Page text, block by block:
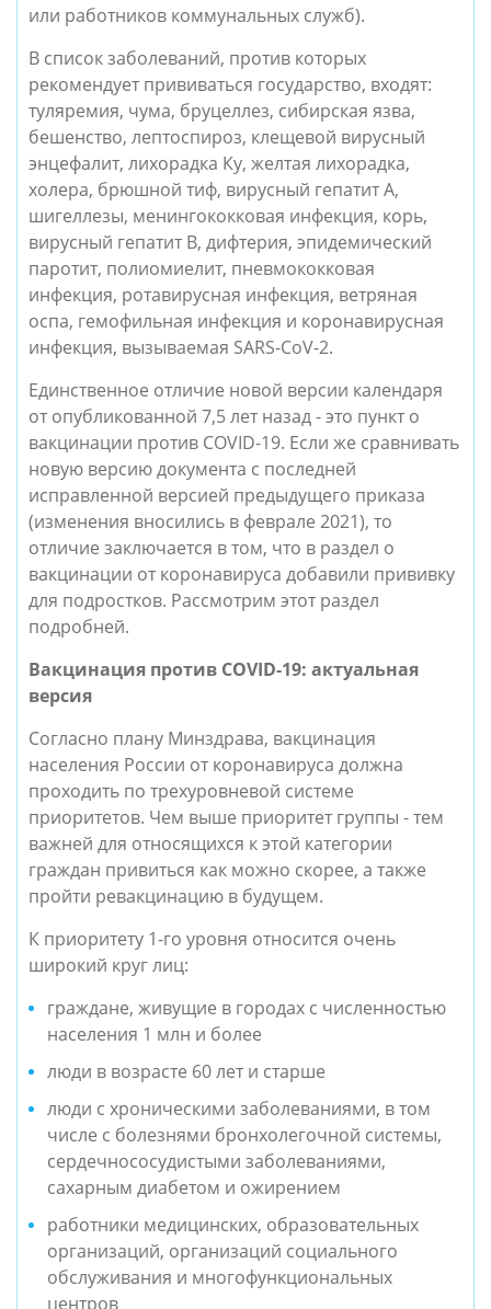
или работников коммунальных служб).
В список заболеваний, против которых
рекомендует прививаться государство, входят:
туляремия, чума, бруцеллез, сибирская язва,
бешенство, лептоспироз, клещевой вирусный
энцефалит, лихорадка Ку, желтая лихорадка,
холера, брюшной тиф, вирусный гепатит А,
шигеллезы, менингококковая инфекция, корь,
вирусный гепатит В, дифтерия, эпидемический
паротит, полиомиелит, пневмококковая
инфекция, ротавирусная инфекция, ветряная
оспа, гемофильная инфекция и коронавирусная
инфекция, вызываемая SARS-CoV-2.
Единственное отличие новой версии календаря
от опубликованной 7,5 лет назад - это пункт о
вакцинации против COVID-19. Если же сравнивать
новую версию документа с последней
исправленной версией предыдущего приказа
(изменения вносились в феврале 2021), то
отличие заключается в том, что в раздел о
вакцинации от коронавируса добавили прививку
для подростков. Рассмотрим этот раздел
подробней.
Вакцинация против COVID-19: актуальная
версия
Согласно плану Минздрава, вакцинация
населения России от коронавируса должна
проходить по трехуровневой системе
приоритетов. Чем выше приоритет группы - тем
важней для относящихся к этой категории
граждан привиться как можно скорее, а также
пройти ревакцинацию в будущем.
К приоритету 1-го уровня относится очень
широкий круг лиц:
граждане, живущие в городах с численностью
населения 1 млн и более
люди в возрасте 60 лет и старше
люди с хроническими заболеваниями, в том
числе с болезнями бронхолегочной системы,
сердечнососудистыми заболеваниями,
сахарным диабетом и ожирением
работники медицинских, образовательных
организаций, организаций социального
обслуживания и многофункциональных
центров